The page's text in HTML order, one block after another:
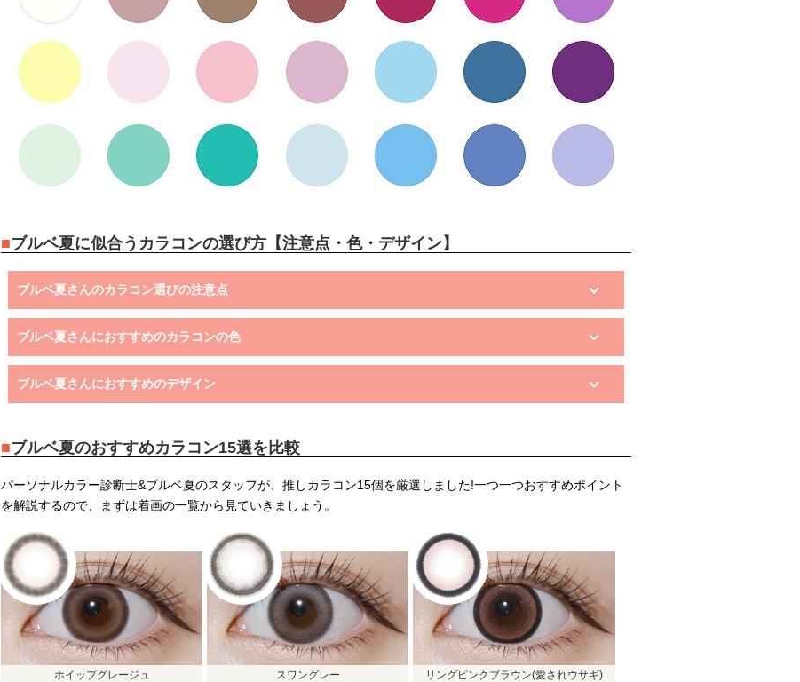
ブルベ夏に似合うカラコンの選び方【注意点・色・デザイン】
ブルベ夏さんのカラコン選びの注意点
ブルベ夏さんにおすすめのカラコンの色
ブルベ夏さんにおすすめのデザイン
ブルベ夏のおすすめカラコン15選を比較
パーソナルカラー診断士&ブルベ夏のスタッフが、推しカラコン15個を厳選しました!一つ一つおすすめポイント
を解説するので、まずは着画の一覧から見ていきましょう。
ホイップグレージュ スワングレー リングピンクブラウン(愛されウサギ)